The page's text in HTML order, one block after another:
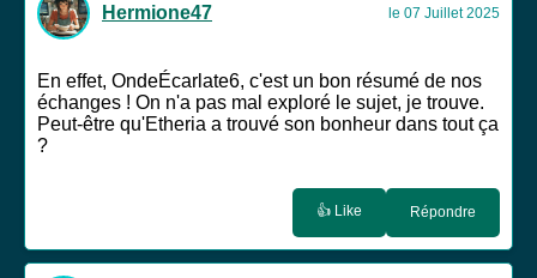
Hermione47 le 07 Juillet 2025
En effet, OndeÉcarlate6, c'est un bon résumé de nos
échanges ! On n'a pas mal exploré le sujet, je trouve.
Peut-être qu'Etheria a trouvé son bonheur dans tout ça
?
👍 Like Répondre